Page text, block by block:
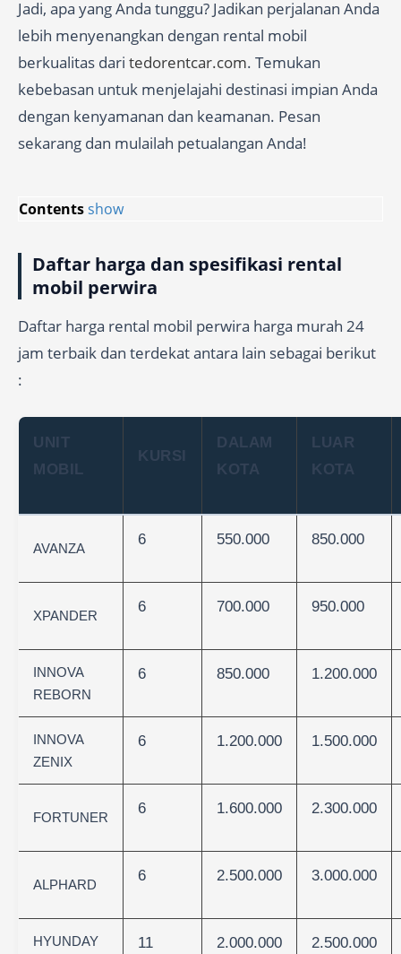
Jadi, apa yang Anda tunggu? Jadikan perjalanan Anda
lebih menyenangkan dengan rental mobil
berkualitas dari tedorentcar.com. Temukan
kebebasan untuk menjelajahi destinasi impian Anda
dengan kenyamanan dan keamanan. Pesan
sekarang dan mulailah petualangan Anda!
Contentsshow
Daftar harga dan spesifikasi rental
mobil perwira
Daftar harga rental mobil perwira harga murah 24
jam terbaik dan terdekat antara lain sebagai berikut
:
UNIT
MOBIL
KURSI
DALAM
KOTA
LUAR
KOTA
AVANZA
6 550.000 850.000
XPANDER
6 700.000 950.000
INNOVA
REBORN
6 850.000 1.200.000
INNOVA
ZENIX
6 1.200.000 1.500.000
FORTUNER
6 1.600.000 2.300.000
ALPHARD
6 2.500.000 3.000.000
HYUNDAY
11 2.000.000 2.500.000